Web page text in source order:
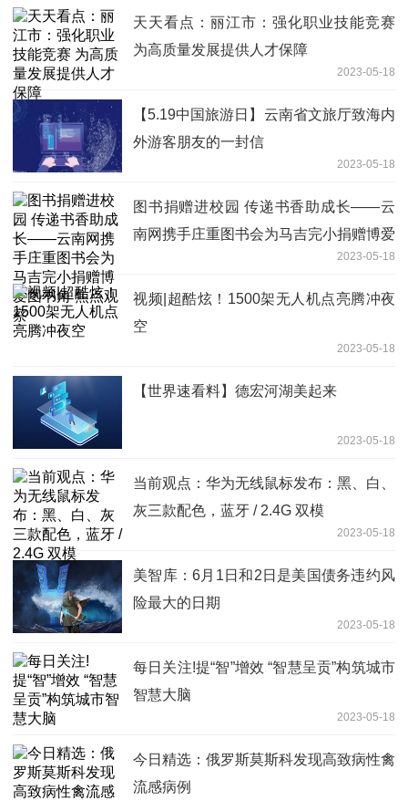
天天看点：丽江市：强化职业技能竞赛
为高质量发展提供人才保障
2023-05-18
【5.19中国旅游日】云南省文旅厅致海内
外游客朋友的一封信
2023-05-18
图书捐赠进校园 传递书香助成长——云
南网携手庄重图书会为马吉完小捐赠博爱
2023-05-18
视频|超酷炫！1500架无人机点亮腾冲夜
空
2023-05-18
【世界速看料】德宏河湖美起来
2023-05-18
当前观点：华为无线鼠标发布：黑、白、
灰三款配色，蓝牙 / 2.4G 双模
2023-05-18
美智库：6月1日和2日是美国债务违约风
险最大的日期
2023-05-18
每日关注!提“智”增效 “智慧呈贡”构筑城市
智慧大脑
2023-05-18
今日精选：俄罗斯莫斯科发现高致病性禽
流感病例